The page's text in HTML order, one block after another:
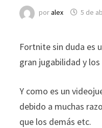
poralex 5 de
Fortnite sin duda es
gran jugabilidad y
Y como es un
debido a muchas
que los demás etc.